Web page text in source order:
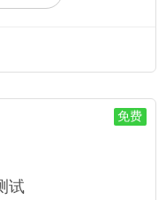
免费
试